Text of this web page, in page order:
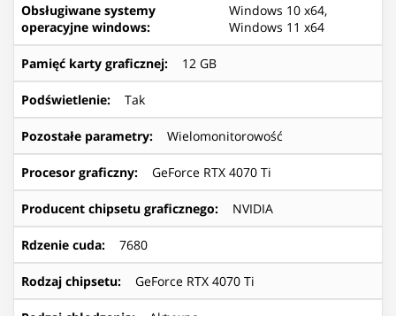
Obsługiwane systemy
operacyjne windows:
Windows 10 x64,
Windows 11 x64
Pamięć karty graficznej: 12 GB
Podświetlenie: Tak
Pozostałe parametry: Wielomonitorowość
Procesor graficzny: GeForce RTX 4070 Ti
Producent chipsetu graficznego: NVIDIA
Rdzenie cuda: 7680
Rodzaj chipsetu: GeForce RTX 4070 Ti